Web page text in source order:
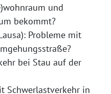
und
bekommt?
Probleme mit
bei Stau auf der
Schwerlastverkehr in